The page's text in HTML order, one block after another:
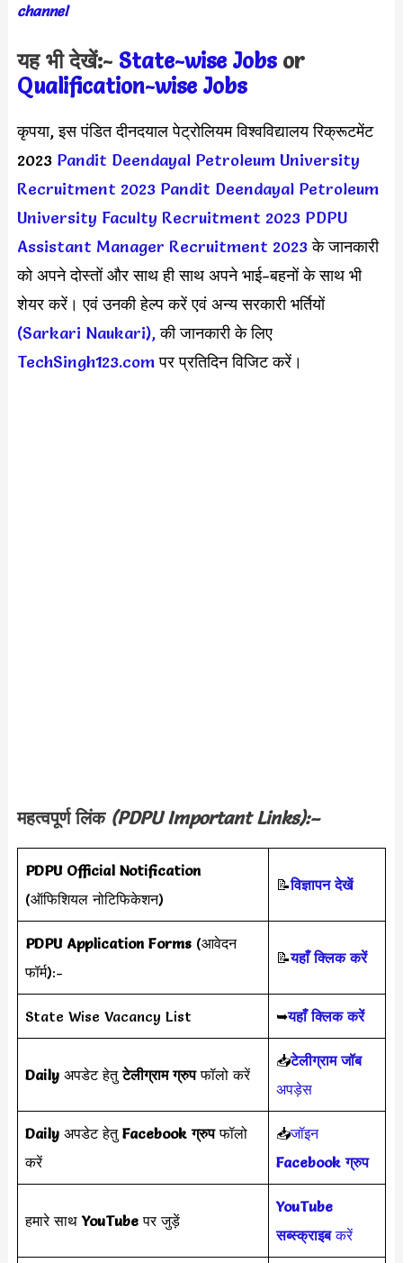
channel
यह भी देखें:- State-wise Jobs or
Qualification-wise Jobs
कृपया, इस पंडित दीनदयाल पेट्रोलियम विश्वविद्यालय रिक्रूटमेंट
2023 Pandit Deendayal Petroleum University
Recruitment 2023 Pandit Deendayal Petroleum
University Faculty Recruitment 2023 PDPU
Assistant Manager Recruitment 2023के जानकारी
को अपने दोस्तों और साथ ही साथ अपने भाई-बहनों के साथ भी
शेयर करें। एवं उनकी हेल्प करें एवं अन्य सरकारी भर्तियों
(Sarkari Naukari),की जानकारी के लिए
TechSingh123.comपर प्रतिदिन विजिट करें।
महत्वपूर्ण लिंक (PDPUImportant Links):–
PDPU Official Notification
(ऑफिशियल नोटिफिकेशन)
📝विज्ञापन देखें
PDPU Application Forms (आवेदन
फॉर्म):-
📝यहाँ क्लिक करें
State Wise Vacancy List ➥यहाँ क्लिक करें
Daily अपडेट हेतुटेलीग्राम ग्रुपफॉलो करें
📥टेलीग्राम जॉब
अपड़ेस
Daily अपडेट हेतुFacebook ग्रुपफॉलो
करें
📥जॉइन
Facebook ग्रुप
हमारे साथYouTubeपर जुड़ें
YouTube
सब्स्क्राइबकरें